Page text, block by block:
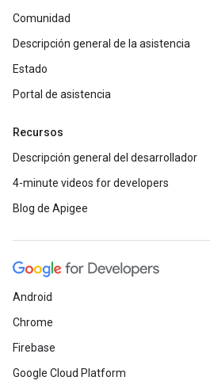
Comunidad
Descripción general de la asistencia
Estado
Portal de asistencia
Recursos
Descripción general del desarrollador
4-minute videos for developers
Blog de Apigee
Android
Chrome
Firebase
Google Cloud Platform